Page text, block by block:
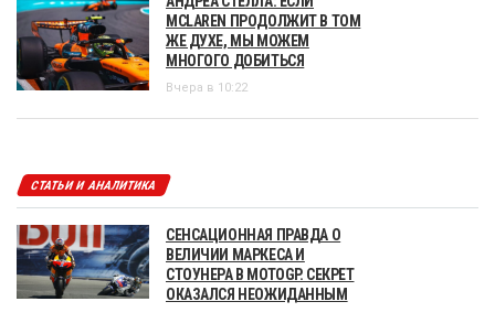
MCLAREN ПРОДОЛЖИТ В ТОМ
ЖЕ ДУХЕ, МЫ МОЖЕМ
МНОГОГО ДОБИТЬСЯ
Вчера в 10:22
СТАТЬИ И АНАЛИТИКА
СЕНСАЦИОННАЯ ПРАВДА О
ВЕЛИЧИИ МАРКЕСА И
СТОУНЕРА В MOTOGP. СЕКРЕТ
ОКАЗАЛСЯ НЕОЖИДАННЫМ